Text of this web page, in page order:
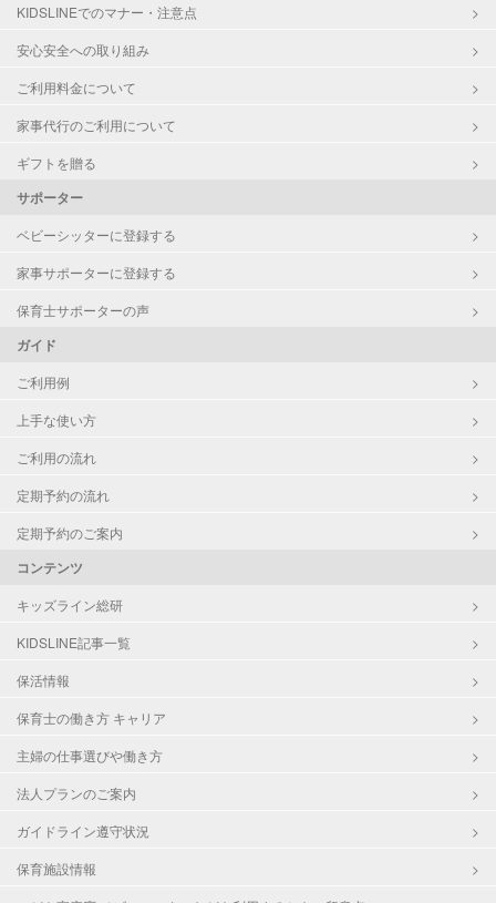
KIDSLINEでのマナー・注意点
安心安全への取り組み
ご利用料金について
家事代行のご利用について
ギフトを贈る
サポーター
ベビーシッターに登録する
家事サポーターに登録する
保育士サポーターの声
ガイド
ご利用例
上手な使い方
ご利用の流れ
定期予約の流れ
定期予約のご案内
コンテンツ
キッズライン総研
KIDSLINE記事一覧
保活情報
保育士の働き方 キャリア
主婦の仕事選びや働き方
法人プランのご案内
ガイドライン遵守状況
保育施設情報